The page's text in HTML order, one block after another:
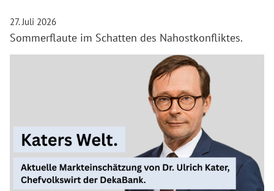
27. Juli 2026
Sommerflaute im Schatten des Nahostkonfliktes.